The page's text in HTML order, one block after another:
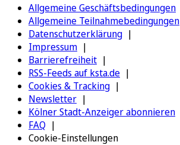
Allgemeine Geschäftsbedingungen
Allgemeine Teilnahmebedingungen
Datenschutzerklärung
Impressum
Barrierefreiheit
RSS-Feeds auf ksta.de
Cookies & Tracking
Newsletter
Kölner Stadt-Anzeiger abonnieren
FAQ
Cookie-Einstellungen